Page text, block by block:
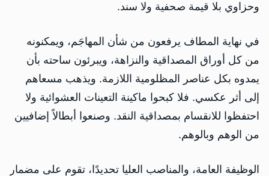
وحزاوي بلا قيمة صحفية ولا سند.
في نهاية المطاف يرفعون من شأن المهاجَم، ويمكنونه
من كل أوراق المصداقية والنزاهة، ويبرئون ساحته بأن
يمدوه بكل عناصر المظلومية اللازمة. ويذهب مسعاهم
إلى أثر عكسي. فلا كبحوا ماكينة التعينات العشوائية ولا
احتفظوا للانقسام بمصداقية النقد. وصنعوا أبطالاً إضافيين
من الوهم وبالوهم.
الوظيفة العامة، والمناصب العليا تحديدًا، تقوم على مضمار